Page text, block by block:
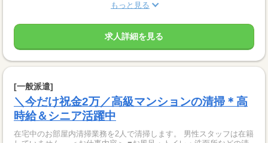
もっと見る
求人詳細を見る
[一般派遣]
＼今だけ祝金2万／高級マンションの清掃＊高
時給＆シニア活躍中
在宅中のお部屋内清掃業務を2人で清掃します。 男性スタッフは在籍